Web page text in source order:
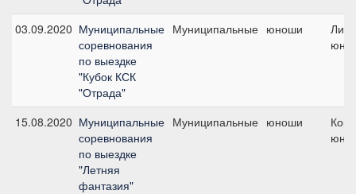
03.09.2020 Муниципальные
соревнования
по выездке
"Кубок КСК
"Отрада"
Муниципальные юноши
15.08.2020 Муниципальные
соревнования
по выездке
"Летняя
фантазия"
Муниципальные юноши